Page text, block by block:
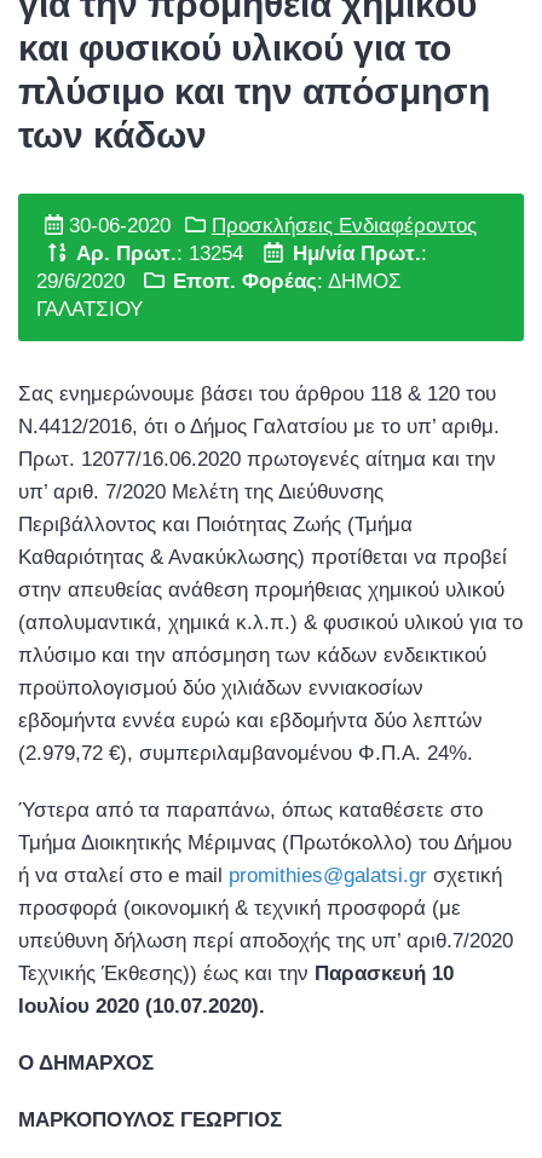
και φυσικού υλικού για το
πλύσιμο και την απόσμηση
των κάδων
30-06-2020
Προσκλήσεις Ενδιαφέροντος
Αρ. Πρωτ.: 13254 Ημ/νία Πρωτ.:
29/6/2020
Εποπ. Φορέας: ΔΗΜΟΣ
ΓΑΛΑΤΣΙΟΥ
Σας ενημερώνουμε βάσει του άρθρου 118 & 120 του
Ν.4412/2016, ότι ο Δήμος Γαλατσίου με το υπ’ αριθμ.
Πρωτ. 12077/16.06.2020 πρωτογενές αίτημα και την
υπ’ αριθ. 7/2020 Μελέτη της Διεύθυνσης
Περιβάλλοντος και Ποιότητας Ζωής (Τμήμα
Καθαριότητας & Ανακύκλωσης) προτίθεται να προβεί
στην απευθείας ανάθεση προμήθειας χημικού υλικού
(απολυμαντικά, χημικά κ.λ.π.) & φυσικού υλικού για το
πλύσιμο και την απόσμηση των κάδων ενδεικτικού
προϋπολογισμού δύο χιλιάδων εννιακοσίων
εβδομήντα εννέα ευρώ και εβδομήντα δύο λεπτών
(2.979,72 €), συμπεριλαμβανομένου Φ.Π.Α. 24%.
Ύστερα από τα παραπάνω, όπως καταθέσετε στο
Τμήμα Διοικητικής Μέριμνας (Πρωτόκολλο) του Δήμου
ή να σταλεί στο e mail promithies@galatsi.gr σχετική
προσφορά (οικονομική & τεχνική προσφορά (με
υπεύθυνη δήλωση περί αποδοχής της υπ’ αριθ.7/2020
Τεχνικής Έκθεσης)) έως και την Παρασκευή 10
Ιουλίου 2020 (10.07.2020).
Ο ΔΗΜΑΡΧΟΣ
ΜΑΡΚΟΠΟΥΛΟΣ ΓΕΩΡΓΙΟΣ